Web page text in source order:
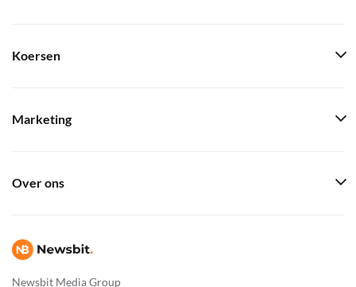
Newsbit Media Group
Koersen
Marketing
Over ons